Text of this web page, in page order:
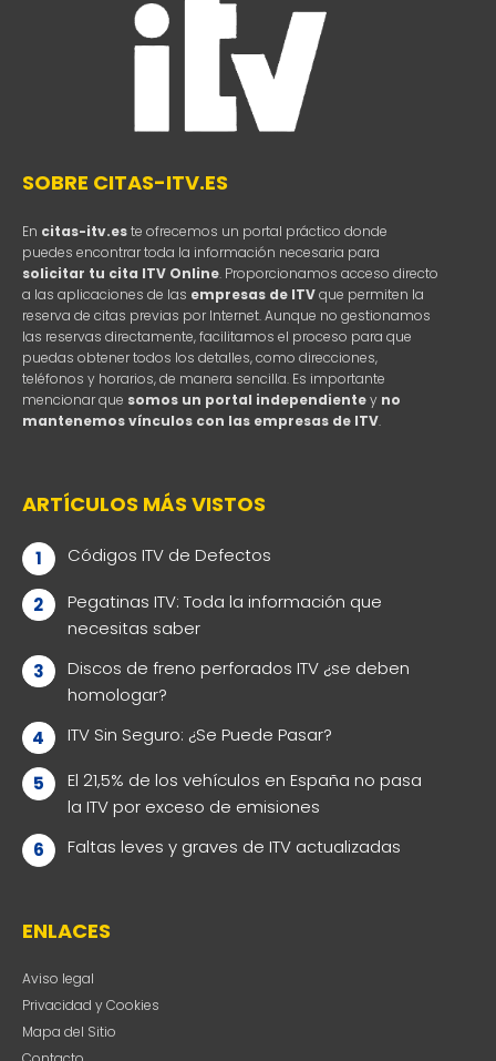
SOBRE CITAS-ITV.ES
En citas-itv.este ofrecemos un portal práctico donde
puedes encontrar toda la información necesaria para
solicitar tu cita ITV Online. Proporcionamos acceso directo
a las aplicaciones de las empresas de ITVque permiten la
reserva de citas previas por Internet. Aunque no gestionamos
las reservas directamente, facilitamos el proceso para que
puedas obtener todos los detalles, como direcciones,
teléfonos y horarios, de manera sencilla. Es importante
mencionar que somos un portal independientey no
mantenemos vínculos con las empresas de ITV.
ARTÍCULOS MÁS VISTOS
Códigos ITV de Defectos
Pegatinas ITV: Toda la información que
necesitas saber
Discos de freno perforados ITV ¿se deben
homologar?
ITV Sin Seguro: ¿Se Puede Pasar?
El 21,5% de los vehículos en España no pasa
la ITV por exceso de emisiones
Faltas leves y graves de ITV actualizadas
ENLACES
Aviso legal
Privacidad y Cookies
Mapa del Sitio